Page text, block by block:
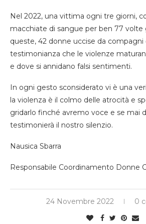
Nel 2022, una vittima ogni tre giorni,
macchiate di sangue per ben 77 volte
queste, 42 donne uccise da compagni
testimonianza che le violenze
e dove si annidano falsi sentimenti.
In ogni gesto sconsiderato vi è una
la violenza è il colmo delle atrocità e
gridarlo finché avremo voce e se mai
testimonierà il nostro silenzio.
Nausica Sbarra
Responsabile Coordinamento Donne
24 Novembre 2022 0